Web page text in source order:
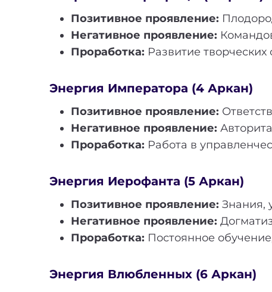
Позитивное проявление:
Негативное проявление:
Проработка: Развитие
Энергия Императора (4 Аркан)
Позитивное проявление:
Негативное проявление:
Проработка: Работа в
Энергия Иерофанта (5 Аркан)
Позитивное проявление: Знания,
Негативное проявление:
Проработка: Постоянное
Энергия Влюбленных (6 Аркан)